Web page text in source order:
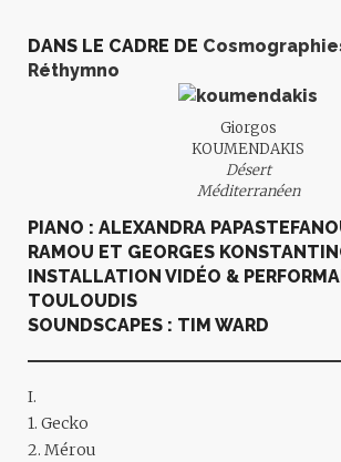
DANS LE CADRE DE
Réthymno
Giorgos
KOUMENDAKIS
Désert
Méditerranéen
PIANO : ALEXANDRA
RAMOU ET GEORGES
INSTALLATION VIDÉO &
TOULOUDIS
SOUNDSCAPES : TIM WARD
I.
1. Gecko
2. Mérou